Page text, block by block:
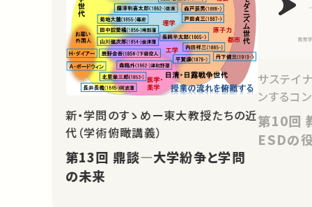
新・学問のすゝめー東大教授たちの近
代（学術俯瞰講義）
第13回 鼎談―大学紛争と学問
の未来
サステイ
ンするコ
第10回 教育学の視点から－
ESDの